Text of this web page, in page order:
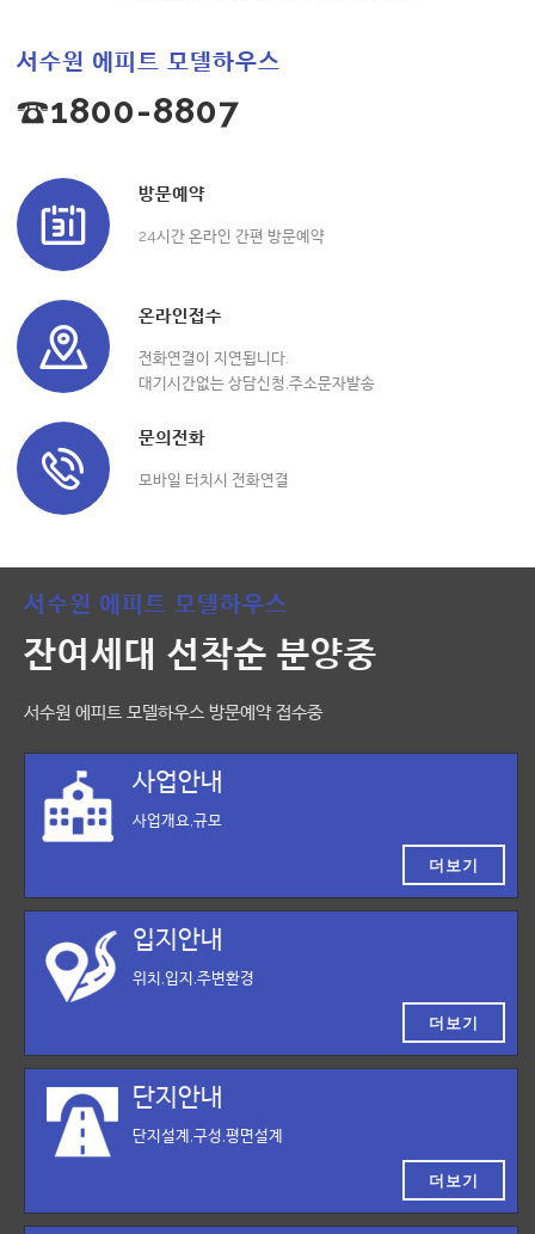
서수원 에피트 모델하우스
☎1800-8807
방문예약
24시간 온라인 간편 방문예약
온라인접수
전화연결이 지연됩니다.
대기시간없는 상담신청,주소문자발송
문의전화
모바일 터치시 전화연결
서수원 에피트 모델하우스
잔여세대 선착순 분양중
서수원 에피트 모델하우스 방문예약 접수중
사업안내
사업개요,규모
더보기
입지안내
위치,입지,주변환경
더보기
단지안내
단지설계,구성,평면설계
더보기